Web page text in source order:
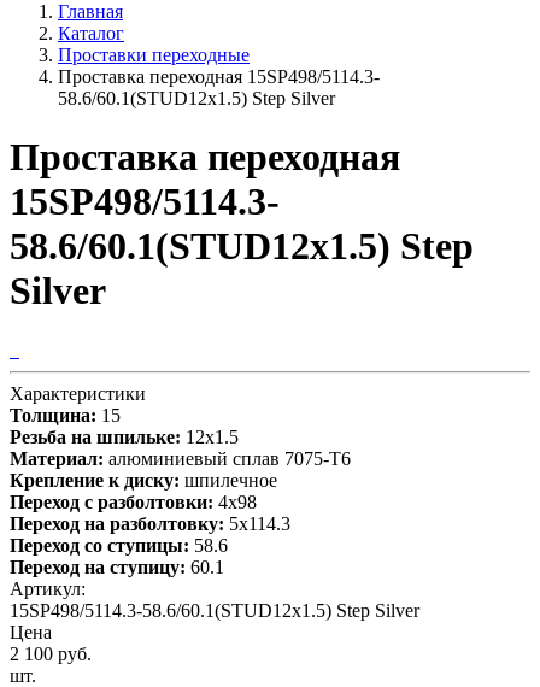
Главная
Каталог
Проставки переходные
Проставка переходная 15SP498/5114.3-
58.6/60.1(STUD12x1.5) Step Silver
Проставка переходная
15SP498/5114.3-
58.6/60.1(STUD12x1.5) Step
Silver
Характеристики
Толщина: 15
Резьба на шпильке: 12х1.5
Материал: алюминиевый сплав 7075-T6
Крепление к диску: шпилечное
Переход с разболтовки: 4х98
Переход на разболтовку: 5х114.3
Переход со ступицы: 58.6
Переход на ступицу: 60.1
Артикул:
15SP498/5114.3-58.6/60.1(STUD12x1.5) Step Silver
Цена
2 100 руб.
шт.